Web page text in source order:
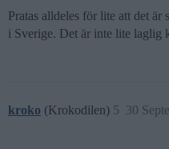
Pratas alldeles för lite att det är
i Sverige. Det är inte lite laglig
kroko (Krokodilen) 30
5